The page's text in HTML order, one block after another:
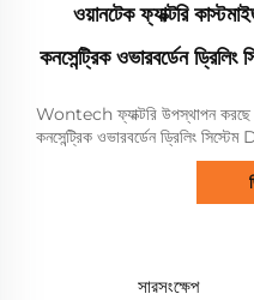
ওয়ানটেক ফ্যাক্টরি
কনসেন্ট্রিক ওভারবর্ডেন
Wontech ফ্যাক্টরি উপস্থাপন করছে
কনসেন্ট্রিক ওভারবর্ডেন ড্রিলিং
সারসংক্ষেপ